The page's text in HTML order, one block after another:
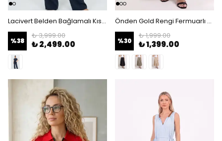
Lacivert Belden Bağlamalı Kısa Kollu Kadın Gömlek Pantolon Takım
%38
₺ 3,999.00
₺ 2,499.00
Önden Gold Rengi Fermuarlı Paraşüt Kumaş Midi Etek - Yüksek Bel Lastikli - Krem
%30
₺ 1,999.00
₺ 1,399.00